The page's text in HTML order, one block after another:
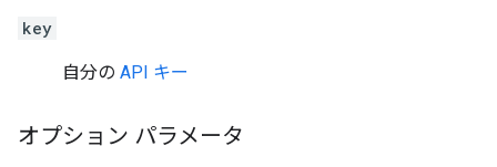
key
自分の API キー
オプション パラメータ